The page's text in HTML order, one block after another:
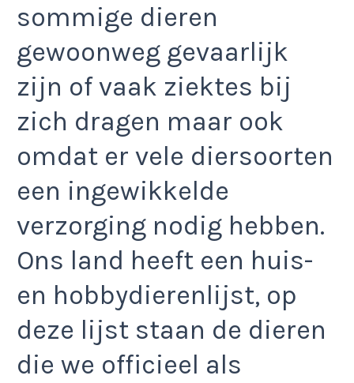
sommige dieren
gewoonweg gevaarlijk
zijn of vaak ziektes bij
zich dragen maar ook
omdat er vele diersoorten
een ingewikkelde
verzorging nodig hebben.
Ons land heeft een huis-
en hobbydierenlijst, op
deze lijst staan de dieren
die we officieel als